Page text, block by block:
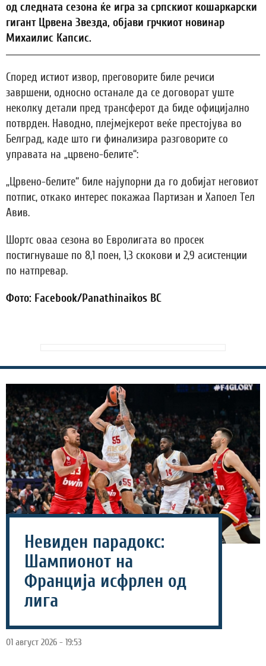
од следната сезона ќе игра за српскиот кошаркарски
гигант Црвена Звезда, објави грчкиот новинар
Михаилис Капсис.
Според истиот извор, преговорите биле речиси
завршени, односно останале да се договорат уште
неколку детали пред трансферот да биде официјално
потврден. Наводно, плејмејкерот веќе престојува во
Белград, каде што ги финализира разговорите со
управата на „црвено-белите“:
„Црвено-белите“ биле најупорни да го добијат неговиот
потпис, откако интерес покажаа Партизан и Хапоел Тел
Авив.
Шортс оваа сезона во Евролигата во просек
постигнуваше по 8,1 поен, 1,3 скокови и 2,9 асистенции
по натпревар.
Фото: Facebook/Panathinaikos BC
Невиден парадокс:
Шампионот на
Франција исфрлен од
лига
01 август 2026 - 19:53